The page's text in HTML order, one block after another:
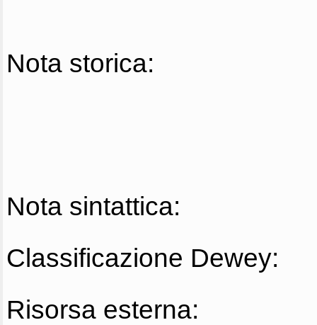
Nota storica:
Nota sintattica:
Classificazione Dewey:
Risorsa esterna: